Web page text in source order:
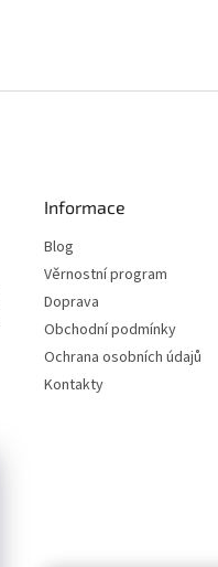
Informace
Blog
Věrnostní program
Doprava
Obchodní podmínky
Ochrana osobních údajů
Kontakty